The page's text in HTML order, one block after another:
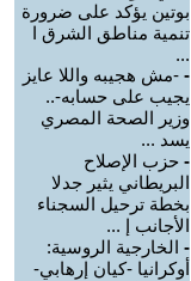
بوتين يؤكد على ضرورة
تنمية مناطق الشرق ا
...
- -مش هجيبه واللا عايز
يجيب على حسابه-..
وزير الصحة المصري
يسد ...
- حزب الإصلاح
البريطاني يثير جدلا
بخطة ترحيل السجناء
الأجانب إ ...
- الخارجية الروسية:
أوكرانيا -كيان إرهابي-